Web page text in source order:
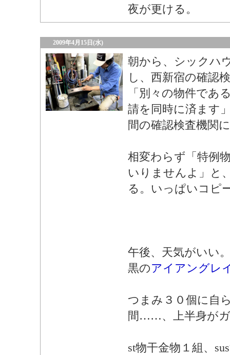
夜が更ける。
2009年4月15日(水)
朝から、シックハ
し、西新宿の確認
「別々の物件であ
請を同時に済ます
間の確認検査機関
相変わらず「特例
いりませんよ」と
る。いっぱいコピ
午後、天気がいい
黒のアイアングレ
つまみ３０個に自
間……、上半身が
st物干金物１組、